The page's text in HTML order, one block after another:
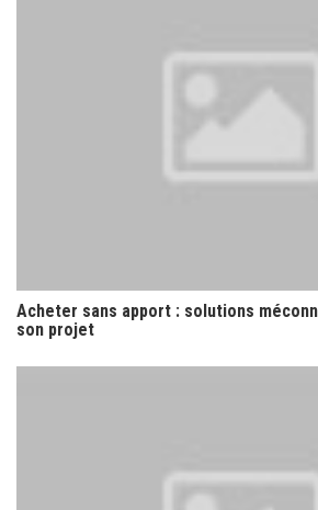
Acheter sans apport : solutions
son projet